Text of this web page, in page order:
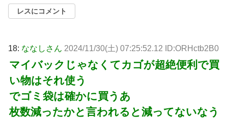
レスにコメント
18: ななしさん 2024/11/30(土) 07:25:52.12 ID:ORHctb2B0
マイバックじゃなくてカゴが超絶便利で買
い物はそれ使う
でゴミ袋は確かに買うあ
枚数減ったかと言われると減ってないなう